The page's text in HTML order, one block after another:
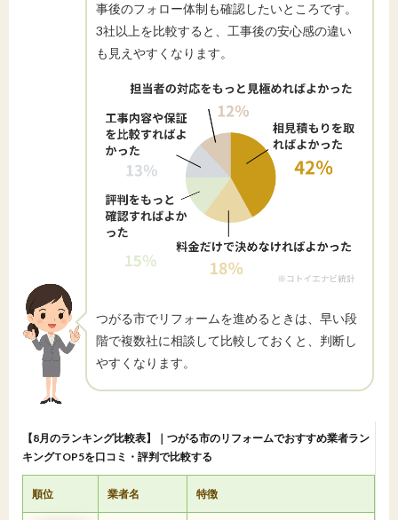
事後のフォロー体制も確認したいところです。
3社以上を比較すると、工事後の安心感の違い
も見えやすくなります。
つがる市でリフォームを進めるときは、早い段
階で複数社に相談して比較しておくと、判断し
やすくなります。
【8月のランキング比較表】｜つがる市のリフォームでおすすめ業者ラン
キングTOP5を口コミ・評判で比較する
順位 業者名 特徴